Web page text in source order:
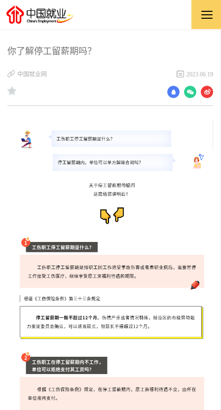
你了解停工留薪期吗？
中国就业网 2023.06.19